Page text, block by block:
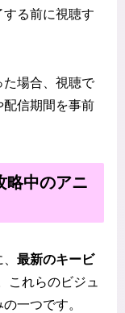
る前に視聴す
場合、視聴で
配信期間を事前
略中のアニ
最新のキービ
これらのビジュ
一つです。